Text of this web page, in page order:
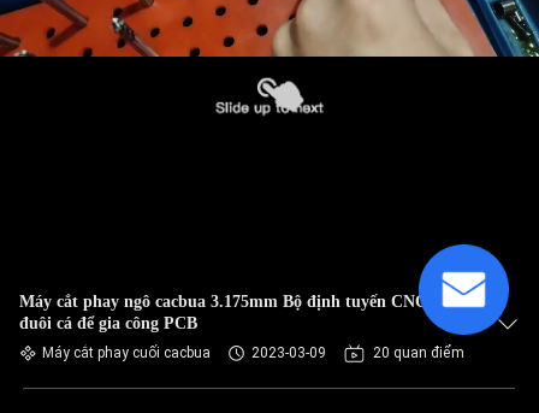
Máy cắt phay ngô cacbua 3.175mm Bộ định tuyến CNC Cá
đuôi cá để gia công PCB
Máy cắt phay cuối cacbua 2023-03-09 20 quan điểm